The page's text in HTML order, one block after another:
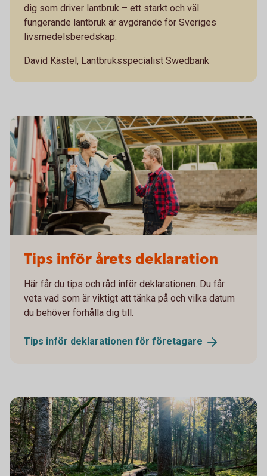
dig som driver lantbruk – ett starkt och väl
fungerande lantbruk är avgörande för Sveriges
livsmedelsberedskap.
David Kästel, Lantbruksspecialist Swedbank
Tips inför årets deklaration
Här får du tips och råd inför deklarationen. Du får
veta vad som är viktigt att tänka på och vilka datum
du behöver förhålla dig till.
Tips inför deklarationen för företagare